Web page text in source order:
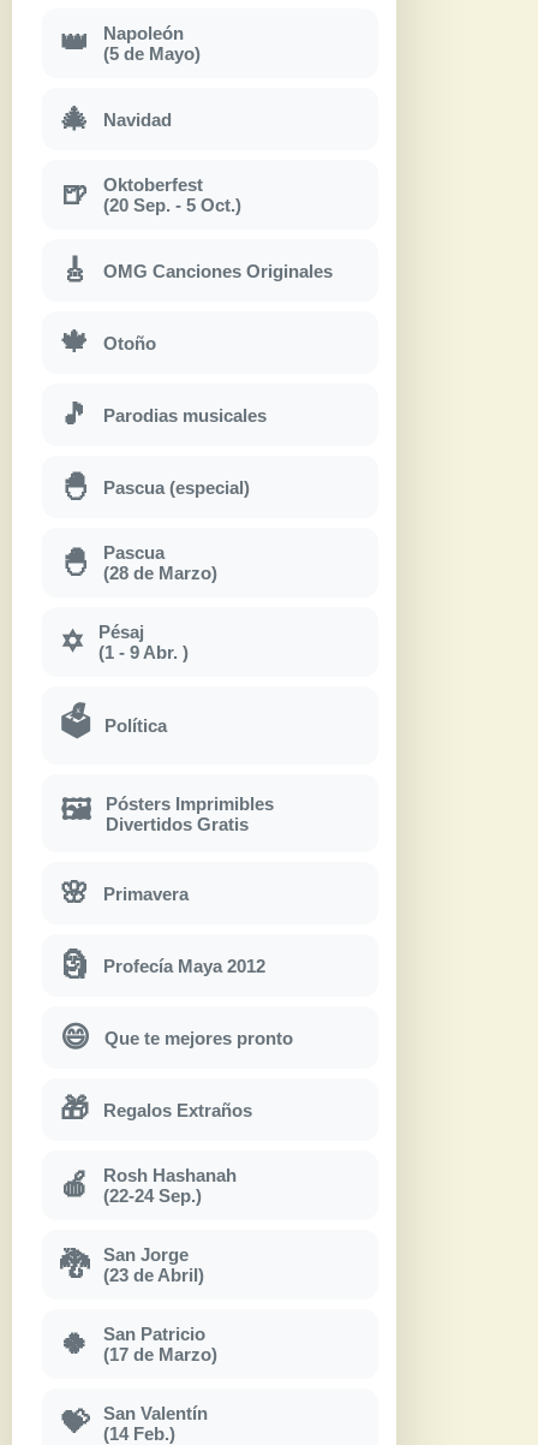
👑
Napoleón
(5 de Mayo)
🎄 Navidad
🍺
Oktoberfest
(20 Sep. - 5 Oct.)
🎸 OMG Canciones Originales
🍁 Otoño
🎵 Parodias musicales
🐣 Pascua (especial)
🐣
Pascua
(28 de Marzo)
✡
Pésaj
(1 - 9 Abr. )
🗳 Política
🖼
Pósters Imprimibles
Divertidos Gratis
🌸 Primavera
🗿 Profecía Maya 2012
😄 Que te mejores pronto
🎁 Regalos Extraños
🍎
Rosh Hashanah
(22-24 Sep.)
🐉
San Jorge
(23 de Abril)
🍀
San Patricio
(17 de Marzo)
💝
San Valentín
(14 Feb.)